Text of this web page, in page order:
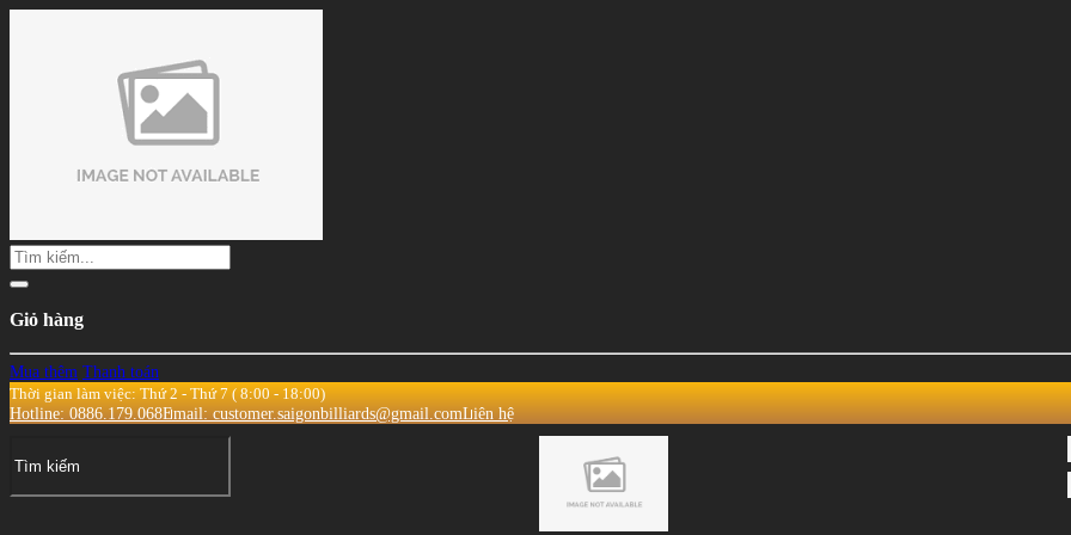
Giỏ hàng
Mua thêm Thanh toán
Thời gian làm việc: Thứ 2 - Thứ 7 ( 8:00 - 18:00)
Hotline: 0886.179.068Email: customer.saigonbilliards@gmail.comLiên hệ